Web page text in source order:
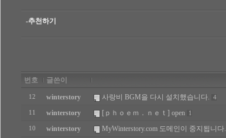
-추천하기
번호 글쓴이
12 winterstory 사랑비 BGM을 다시 설치했습니다. 4
11 winterstory [ｐｈｏｅｍ．ｎｅｔ] open 1
10 winterstory MyWinterstory.com 도메인이 중지됩니다.